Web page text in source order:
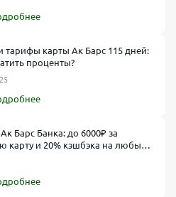
тарифы карты Ак Барс 115 дней:
проценты?
Барс Банка: до 6000₽ за
карту и 20% кэшбэка на любые